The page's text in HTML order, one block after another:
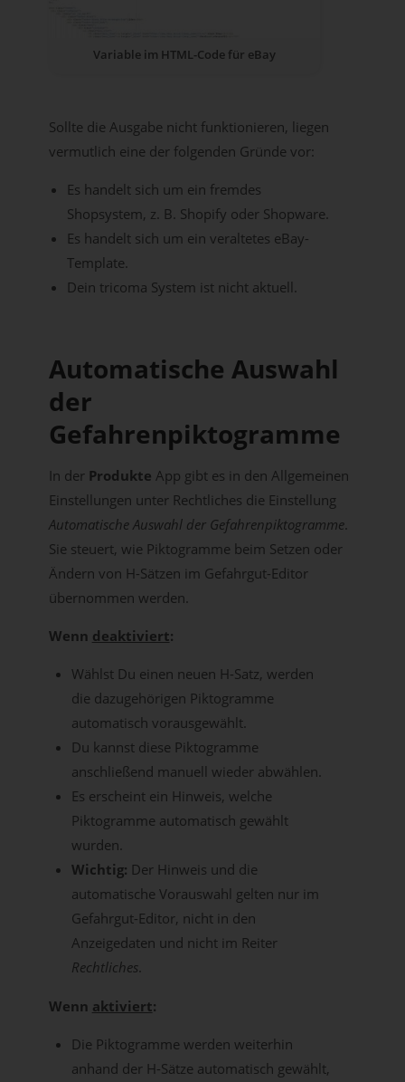
Variable im HTML-Code für eBay
Sollte die Ausgabe nicht funktionieren, liegen
vermutlich eine der folgenden Gründe vor:
Es handelt sich um ein fremdes
Shopsystem, z. B. Shopify oder Shopware.
Es handelt sich um ein veraltetes eBay-
Template.
Dein tricoma System ist nicht aktuell.
Automatische Auswahl
der
Gefahrenpiktogramme
In der Produkte App gibt es in den Allgemeinen
Einstellungen unter Rechtliches die Einstellung
Automatische Auswahl der Gefahrenpiktogramme.
Sie steuert, wie Piktogramme beim Setzen oder
Ändern von H-Sätzen im Gefahrgut-Editor
übernommen werden.
Wenn deaktiviert:
Wählst Du einen neuen H-Satz, werden
die dazugehörigen Piktogramme
automatisch vorausgewählt.
Du kannst diese Piktogramme
anschließend manuell wieder abwählen.
Es erscheint ein Hinweis, welche
Piktogramme automatisch gewählt
wurden.
Wichtig: Der Hinweis und die
automatische Vorauswahl gelten nur im
Gefahrgut-Editor, nicht in den
Anzeigedaten und nicht im Reiter
Rechtliches
Wenn aktiviert:
Die Piktogramme werden weiterhin
anhand der H-Sätze automatisch gewählt,